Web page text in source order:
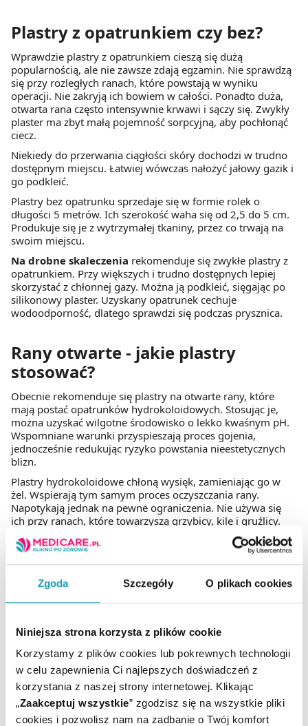
Zgoda Szczegóły O plikach cookies
Niniejsza strona korzysta z plików cookie
Korzystamy z plików cookies lub pokrewnych technologii
w celu zapewnienia Ci najlepszych doświadczeń z
korzystania z naszej strony internetowej. Klikając
„Zaakceptuj wszystkie” zgodzisz się na wszystkie pliki
cookies i pozwolisz nam na zadbanie o Twój komfort
Plastry z opatrunkiem czy bez?
Wprawdzie plastry z opatrunkiem cieszą się dużą
popularnością, ale nie zawsze zdają egzamin. Nie sprawdzą
się przy rozległych ranach, które powstają w wyniku
operacji. Nie zakryją ich bowiem w całości. Ponadto duża,
otwarta rana często intensywnie krwawi i sączy się. Zwykły
plaster ma zbyt małą pojemność sorpcyjną, aby pochłonąć
ciecz.
Niekiedy do przerwania ciągłości skóry dochodzi w trudno
dostępnym miejscu. Łatwiej wówczas nałożyć jałowy gazik i
go podkleić.
Plastry bez opatrunku sprzedaje się w formie rolek o
długości 5 metrów. Ich szerokość waha się od 2,5 do 5 cm.
Produkuje się je z wytrzymałej tkaniny, przez co trwają na
swoim miejscu.
Na drobne skaleczenia rekomenduje się zwykłe plastry z
opatrunkiem. Przy większych i trudno dostępnych lepiej
skorzystać z chłonnej gazy. Można ją podkleić, sięgając po
silikonowy plaster. Uzyskany opatrunek cechuje
wodoodporność, dlatego sprawdzi się podczas prysznica.
Rany otwarte - jakie plastry
stosować?
Obecnie rekomenduje się plastry na otwarte rany, które
mają postać opatrunków hydrokoloidowych. Stosując je,
można uzyskać wilgotne środowisko o lekko kwaśnym pH.
Wspomniane warunki przyspieszają proces gojenia,
jednocześnie redukując ryzyko powstania nieestetycznych
blizn.
Plastry hydrokoloidowe chłoną wysięk, zamieniając go w
żel. Wspierają tym samym proces oczyszczania rany.
Napotykają jednak na pewne ograniczenia. Nie używa się
ich przy ranach, które towarzyszą grzybicy, kile i gruźlicy.
Opatrunki ze srebrem jonowym
Plastry ze srebrem wspomagają gojenie się ran. Wykazują
wydłużając. Z tego względu zaleca się plastry ze srebrem
jonowym.
FAQ dotyczące materiałów
opatrunkowych